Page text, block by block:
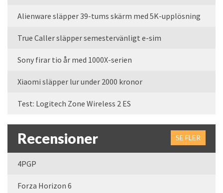
Alienware släpper 39-tums skärm med 5K-upplösning
True Caller släpper semestervänligt e-sim
Sony firar tio år med 1000X-serien
Xiaomi släpper lur under 2000 kronor
Test: Logitech Zone Wireless 2 ES
Recensioner SE FLER
4PGP
Forza Horizon 6